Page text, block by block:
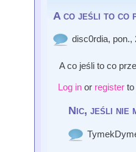
A co jeśli to co
disc0rdia, pon.,
A co jeśli to co
Log inor registerto
Nic, jeśli nie